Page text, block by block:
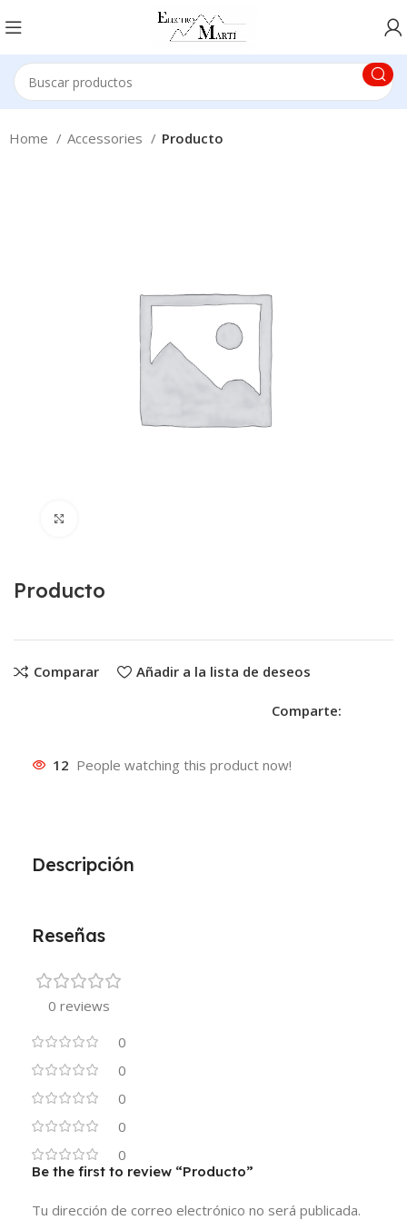
Home Accessories Producto
Producto
Comparar Añadir a la lista de deseos
Comparte:
12 People watching this product now!
Descripción
Reseñas
0 reviews
0
0
0
0
0
Be the first to review “Producto”
Tu dirección de correo electrónico no será publicada.